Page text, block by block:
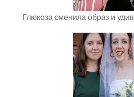
Глюкоза сменила образ и